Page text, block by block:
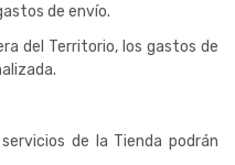
de envío.
del Territorio, los gastos de
de la Tienda podrán